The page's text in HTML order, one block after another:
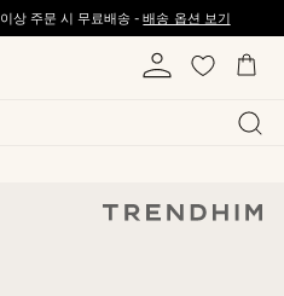
이상 주문 시 무료배송 -배송 옵션 보기